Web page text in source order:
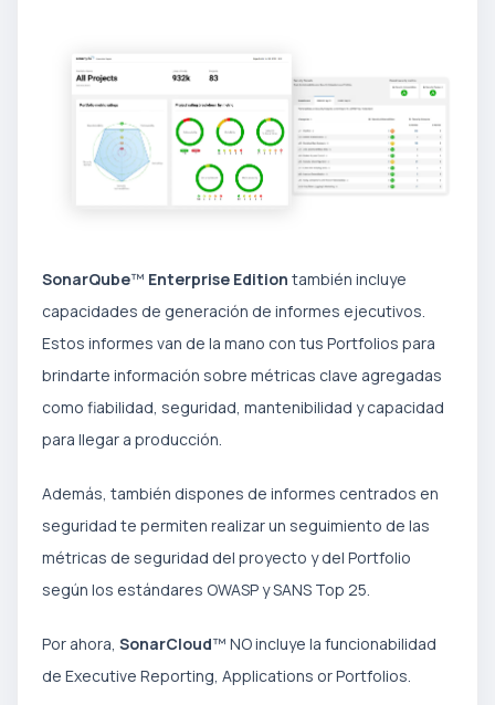
SonarQube™ Enterprise Edition también incluye
capacidades de generación de informes ejecutivos.
Estos informes van de la mano con tus Portfolios para
brindarte información sobre métricas clave agregadas
como fiabilidad, seguridad, mantenibilidad y capacidad
para llegar a producción.
Además, también dispones de informes centrados en
seguridad te permiten realizar un seguimiento de las
métricas de seguridad del proyecto y del Portfolio
según los estándares OWASP y SANS Top 25.
Por ahora, SonarCloud™ NO incluye la funcionabilidad
de Executive Reporting, Applications or Portfolios.